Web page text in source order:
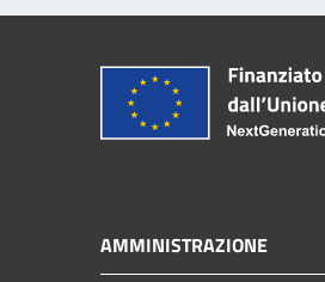
AMMINISTRAZIONE